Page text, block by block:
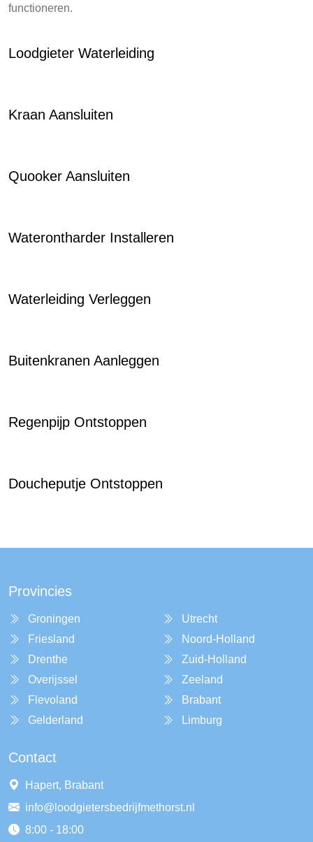
functioneren.
Loodgieter Waterleiding
Kraan Aansluiten
Quooker Aansluiten
Waterontharder Installeren
Waterleiding Verleggen
Buitenkranen Aanleggen
Regenpijp Ontstoppen
Doucheputje Ontstoppen
Provincies
Groningen
Friesland
Drenthe
Overijssel
Flevoland
Gelderland
Utrecht
Noord-Holland
Zuid-Holland
Zeeland
Brabant
Limburg
Contact
Hapert, Brabant
info@loodgietersbedrijfmethorst.nl
8:00 - 18:00